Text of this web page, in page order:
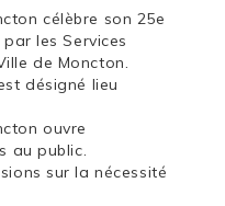
célèbre son 25e
les Services
de Moncton.
désigné lieu
ouvre
au public.
sur la nécessité